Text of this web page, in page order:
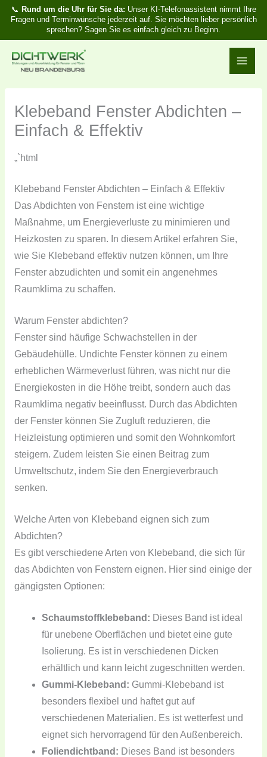
📞 Rund um die Uhr für Sie da: Unser KI-Telefonassistent nimmt Ihre
Fragen und Terminwünsche jederzeit auf. Sie möchten lieber persönlich
sprechen? Sagen Sie es einfach gleich zu Beginn.
Zum
Inhalt
springen
Klebeband Fenster Abdichten –
Einfach & Effektiv
„`html
Klebeband Fenster Abdichten – Einfach & Effektiv
Das Abdichten von Fenstern ist eine wichtige
Maßnahme, um Energieverluste zu minimieren und
Heizkosten zu sparen. In diesem Artikel erfahren Sie,
wie Sie Klebeband effektiv nutzen können, um Ihre
Fenster abzudichten und somit ein angenehmes
Raumklima zu schaffen.
Warum Fenster abdichten?
Fenster sind häufige Schwachstellen in der
Gebäudehülle. Undichte Fenster können zu einem
erheblichen Wärmeverlust führen, was nicht nur die
Energiekosten in die Höhe treibt, sondern auch das
Raumklima negativ beeinflusst. Durch das Abdichten
der Fenster können Sie Zugluft reduzieren, die
Heizleistung optimieren und somit den Wohnkomfort
steigern. Zudem leisten Sie einen Beitrag zum
Umweltschutz, indem Sie den Energieverbrauch
senken.
Welche Arten von Klebeband eignen sich zum
Abdichten?
Es gibt verschiedene Arten von Klebeband, die sich für
das Abdichten von Fenstern eignen. Hier sind einige der
gängigsten Optionen:
Schaumstoffklebeband: Dieses Band ist ideal
für unebene Oberflächen und bietet eine gute
Isolierung. Es ist in verschiedenen Dicken
erhältlich und kann leicht zugeschnitten werden.
Gummi-Klebeband: Gummi-Klebeband ist
besonders flexibel und haftet gut auf
verschiedenen Materialien. Es ist wetterfest und
eignet sich hervorragend für den Außenbereich.
Foliendichtband: Dieses Band ist besonders